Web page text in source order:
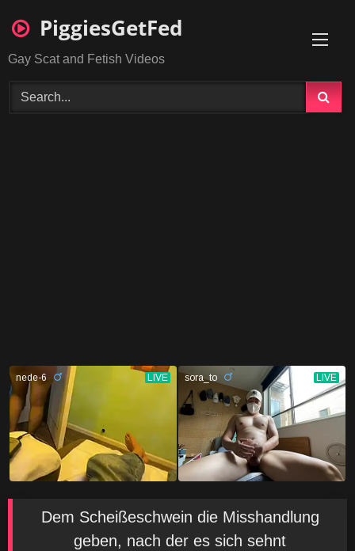
PiggiesGetFed
Gay Scat and Fetish Videos
Dem Scheißeschwein die Misshandlung
geben, nach der es sich sehnt